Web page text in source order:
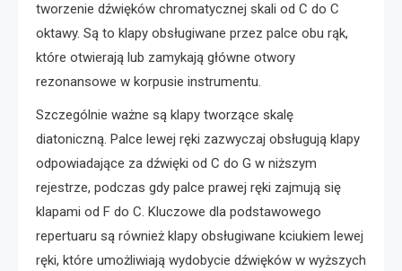
tworzenie dźwięków chromatycznej skali od C do C
oktawy. Są to klapy obsługiwane przez palce obu rąk,
które otwierają lub zamykają główne otwory
rezonansowe w korpusie instrumentu.
Szczególnie ważne są klapy tworzące skalę
diatoniczną. Palce lewej ręki zazwyczaj obsługują klapy
odpowiadające za dźwięki od C do G w niższym
rejestrze, podczas gdy palce prawej ręki zajmują się
klapami od F do C. Kluczowe dla podstawowego
repertuaru są również klapy obsługiwane kciukiem lewej
ręki, które umożliwiają wydobycie dźwięków w wyższych